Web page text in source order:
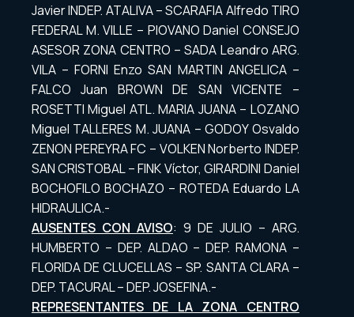
Javier INDEP. ATALIVA – SCARAFIA Alfredo TIRO
FEDERAL M. VILLE – PIOVANO Daniel CONSEJO
ASESOR ZONA CENTRO – SADA Leandro ARG.
VILA – FORNI Enzo SAN MARTIN ANGELICA –
FALCO Juan BROWN DE SAN VICENTE –
ROSETTI Miguel ATL. MARIA JUANA – LOZANO
Miguel TALLERES M. JUANA – GODOY Osvaldo
ZENON PEREYRA FC – VOLKEN Norberto INDEP.
SAN CRISTOBAL – FINK Víctor, GIRARDINI Daniel
BOCHOFILO BOCHAZO – ROTEDA Eduardo LA
HIDRAULICA.-
AUSENTES CON AVISO: 9 DE JULIO – ARG.
HUMBERTO – DEP. ALDAO – DEP. RAMONA –
FLORIDA DE CLUCELLAS – SP. SANTA CLARA –
DEP. TACURAL – DEP. JOSEFINA.-
REPRESENTANTES DE LA ZONA CENTRO